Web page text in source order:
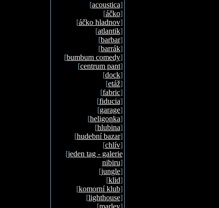
[acoustica]
[áčko]
[áčko hladnov]
[atlantik]
[barbar]
[barrák]
[bumbum comedy]
[centrum pant]
[dock]
[etáž]
[fabric]
[fiducia]
[garage]
[heligonka]
[hlubina]
[hudební bazar]
[chlív]
[jeden tag - galerie
nibiru]
[jungle]
[klid]
[komorní klub]
[lighthouse]
[marley]